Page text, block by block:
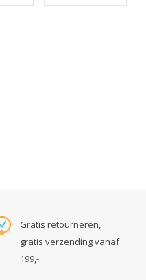
Gratis retourneren,
gratis verzending vanaf
199,-